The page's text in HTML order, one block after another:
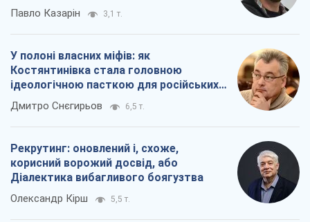
Павло Казарін 3,1 т.
У полоні власних міфів: як
Костянтинівка стала головною
ідеологічною пасткою для російських
окупантів
Дмитро Снєгирьов 6,5 т.
Рекрутинг: оновлений і, схоже,
корисний ворожий досвід, або
Діалектика вибагливого боягузтва
Олександр Кірш 5,5 т.